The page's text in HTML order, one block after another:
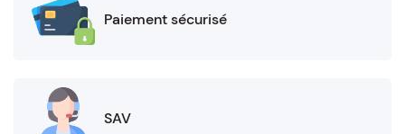
Paiement sécurisé
SAV